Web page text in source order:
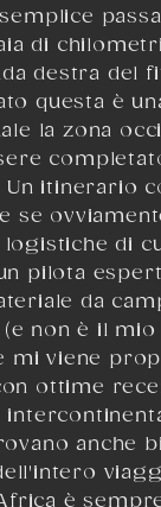
di
destra del
questa è
la zona
itinerario
se
di
pilota
da
non è il mio
mi viene
ottime
anche
è